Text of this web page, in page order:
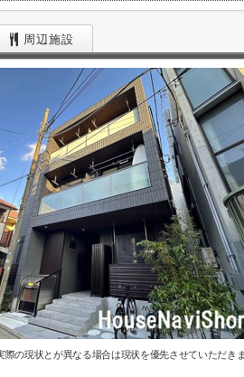
周辺施設
の現状とが異なる場合は現状を優先させていただき